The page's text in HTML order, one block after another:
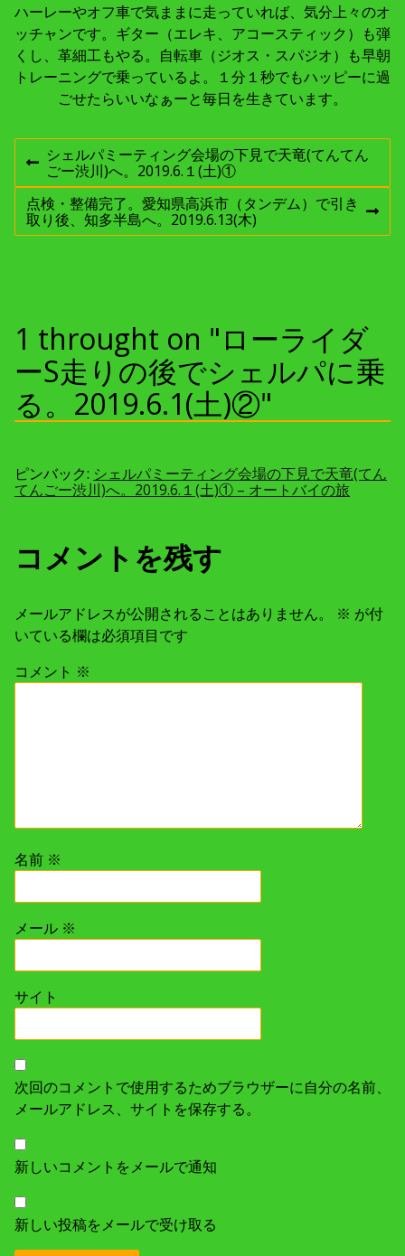
ハーレーやオフ車で気ままに走っていれば、気分上々のオ
ッチャンです。ギター（エレキ、アコースティック）も弾
くし、革細工もやる。自転車（ジオス・スパジオ）も早朝
トレーニングで乗っているよ。１分１秒でもハッピーに過
ごせたらいいなぁーと毎日を生きています。
投
稿
ナ
ゲ
ー
シ
ョ
ン
前
の
投
稿
:
シェルパミーティング会場の下見で天竜(てんてん
ごー渋川)へ。2019.6.１(土)①
次
の
点検・整備完了。愛知県高浜市（タンデム）で引き
取り後、知多半島へ。2019.6.13(木)
1 throught on "ローライダ
ーS走りの後でシェルパに乗
る。2019.6.1(土)②"
ピンバック: シェルパミーティング会場の下見で天竜(てん
てんごー渋川)へ。2019.6.１(土)① – オートバイの旅
コメントを残す
メールアドレスが公開されることはありません。 ※ が付
いている欄は必須項目です
コメント ※
名前 ※
メール ※
サイト
次回のコメントで使用するためブラウザーに自分の名前、
メールアドレス、サイトを保存する。
新しいコメントをメールで通知
新しい投稿をメールで受け取る